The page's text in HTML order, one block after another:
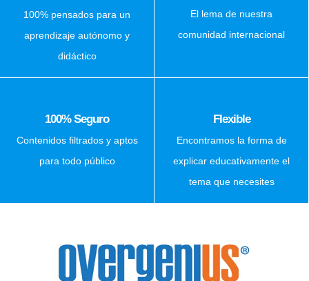
100% pensados para un
aprendizaje autónomo y
didáctico
El lema de nuestra
comunidad internacional
100% Seguro
Contenidos filtrados y aptos
para todo público
Flexible
Encontramos la forma de
explicar educativamente el
tema que necesites